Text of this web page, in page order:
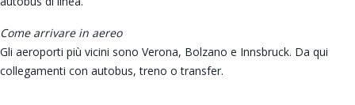
Come arrivare in aereo
Gli aeroporti più vicini sono Verona, Bolzano e Innsbruck. Da qui
collegamenti con autobus, treno o transfer.